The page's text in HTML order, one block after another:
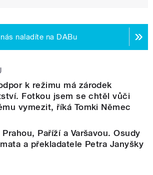
naladíte na DABu
k režimu má zárodek
Fotkou jsem se chtěl vůči
vymezit, říká Tomki Němec
Prahou, Paříží a Varšavou. Osudy
a překladatele Petra Janyšky